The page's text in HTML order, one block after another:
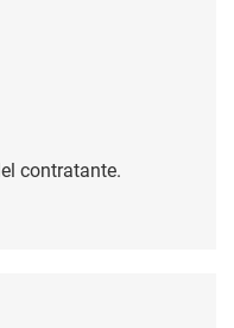
contratante.